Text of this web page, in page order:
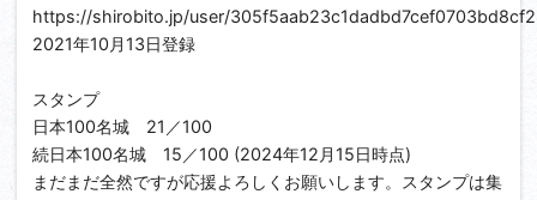
https://shirobito.jp/user/
2021年10月13日登録
スタンプ
日本100名城 21／100
続日本100名城 15／100 (2024年12月15日時点)
まだまだ全然ですが応援よろしくお願いします。スタンプは集